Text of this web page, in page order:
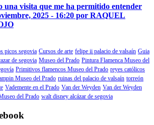
una visita que me ha permitido entender
2025 - 16:20 por RAQUEL
picos segovia Cursos de arte felipe ii palacio de valsaín Guia
de segovia Museo del Prado Pintura Flamenca Museo del
Primitivos flamencos Museo del Prado reyes católicos
Museo del Prado ruinas del palacio de valsaín torreón
Vademente en el Prado Van der Weyden Van der Weyden
del Prado walt disney alcázar de segovia